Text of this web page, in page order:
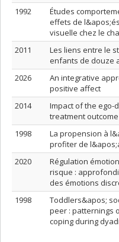
1992
Études
effets de
visuelle chez le
2011
Les liens entre le
enfants de douze
2026
An integrative
positive affect
2014
Impact of the ego-
treatment
1998
La propension à
profiter de
2020
Régulation
risque :
des émotions
1998
Toddlers&apos;
peer : patternings
coping during